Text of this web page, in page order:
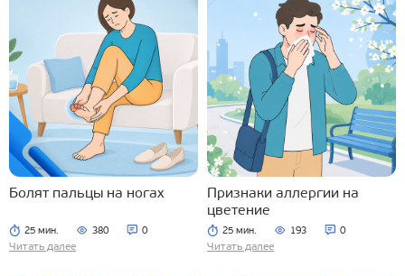
Болят пальцы на ногах
25 мин. 380 0
Читать далее
Признаки аллергии на
цветение
25 мин. 193 0
Читать далее